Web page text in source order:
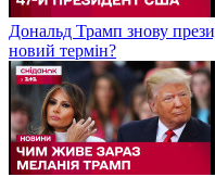
Дональд Трамп знову
новий термін?